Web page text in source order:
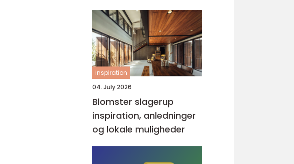
hovedstaden
inspiration
04. July 2026
Blomster slagerup
inspiration, anledninger
og lokale muligheder